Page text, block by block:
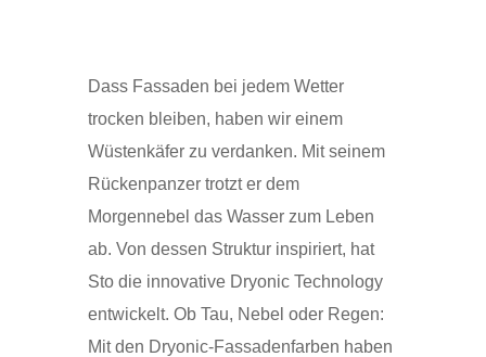
Dass Fassaden bei jedem Wetter
trocken bleiben, haben wir einem
Wüstenkäfer zu verdanken. Mit seinem
Rückenpanzer trotzt er dem
Morgennebel das Wasser zum Leben
ab. Von dessen Struktur inspiriert, hat
Sto die innovative Dryonic Technology
entwickelt. Ob Tau, Nebel oder Regen:
Mit den Dryonic-Fassadenfarben haben